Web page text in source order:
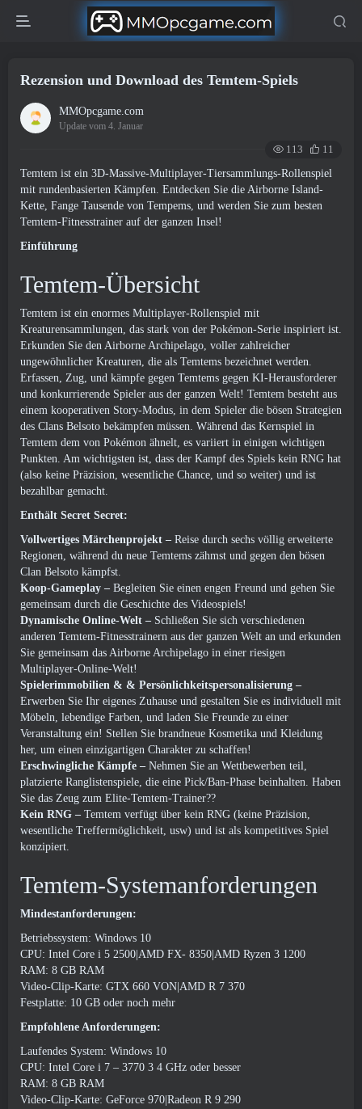
Rezension und Download des Temtem-Spiels
MMOpcgame.com
Update vom 4. Januar
113
11
Temtem ist ein 3D-Massive-Multiplayer-Tiersammlungs-Rollenspiel
mit rundenbasierten Kämpfen. Entdecken Sie die Airborne Island-
Kette, Fange Tausende von Tempems, und werden Sie zum besten
Temtem-Fitnesstrainer auf der ganzen Insel!
Einführung
Temtem-Übersicht
Temtem ist ein enormes Multiplayer-Rollenspiel mit
Kreaturensammlungen, das stark von der Pokémon-Serie inspiriert ist.
Erkunden Sie den Airborne Archipelago, voller zahlreicher
ungewöhnlicher Kreaturen, die als Temtems bezeichnet werden.
Erfassen, Zug, und kämpfe gegen Temtems gegen KI-Herausforderer
und konkurrierende Spieler aus der ganzen Welt! Temtem besteht aus
einem kooperativen Story-Modus, in dem Spieler die bösen Strategien
des Clans Belsoto bekämpfen müssen. Während das Kernspiel in
Temtem dem von Pokémon ähnelt, es variiert in einigen wichtigen
Punkten. Am wichtigsten ist, dass der Kampf des Spiels kein RNG hat
(also keine Präzision, wesentliche Chance, und so weiter) und ist
bezahlbar gemacht.
Enthält Secret Secret:
Vollwertiges Märchenprojekt – Reise durch sechs völlig erweiterte
Regionen, während du neue Temtems zähmst und gegen den bösen
Clan Belsoto kämpfst.
Koop-Gameplay – Begleiten Sie einen engen Freund und gehen Sie
gemeinsam durch die Geschichte des Videospiels!
Dynamische Online-Welt – Schließen Sie sich verschiedenen
anderen Temtem-Fitnesstrainern aus der ganzen Welt an und erkunden
Sie gemeinsam das Airborne Archipelago in einer riesigen
Multiplayer-Online-Welt!
Spielerimmobilien & & Persönlichkeitspersonalisierung –
Erwerben Sie Ihr eigenes Zuhause und gestalten Sie es individuell mit
Möbeln, lebendige Farben, und laden Sie Freunde zu einer
Veranstaltung ein! Stellen Sie brandneue Kosmetika und Kleidung
her, um einen einzigartigen Charakter zu schaffen!
Erschwingliche Kämpfe – Nehmen Sie an Wettbewerben teil,
platzierte Ranglistenspiele, die eine Pick/Ban-Phase beinhalten. Haben
Sie das Zeug zum Elite-Temtem-Trainer??
Kein RNG – Temtem verfügt über kein RNG (keine Präzision,
wesentliche Treffermöglichkeit, usw) und ist als kompetitives Spiel
konzipiert.
Temtem-Systemanforderungen
Mindestanforderungen:
Betriebssystem: Windows 10
CPU: Intel Core i 5 2500|AMD FX- 8350|AMD Ryzen 3 1200
RAM: 8 GB RAM
Video-Clip-Karte: GTX 660 VON|AMD R 7 370
Festplatte: 10 GB oder noch mehr
Empfohlene Anforderungen:
Laufendes System: Windows 10
CPU: Intel Core i 7 – 3770 3 4 GHz oder besser
RAM: 8 GB RAM
Video-Clip-Karte: GeForce 970|Radeon R 9 290